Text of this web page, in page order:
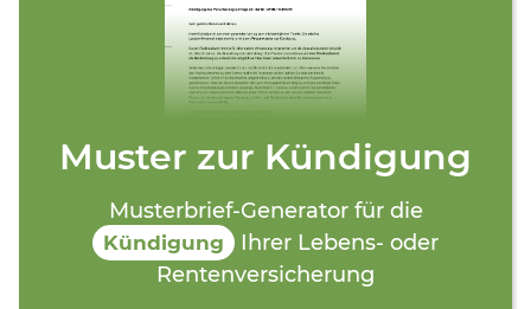
Muster zur Kündigung
Musterbrief-Generator für die
Kündigung
Ihrer Lebens- oder
Rentenversicherung